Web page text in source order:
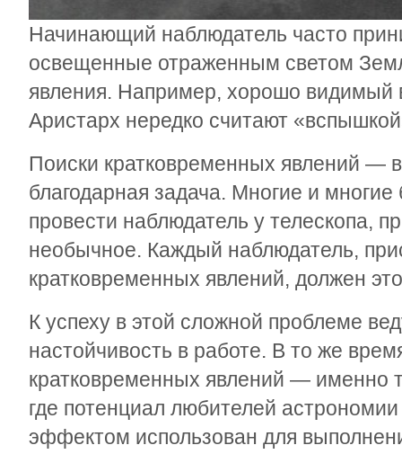
Начинающий наблюдатель часто
освещенные отраженным светом
явления. Например, хорошо видимый
Аристарх нередко считают
Поиски кратковременных явлений —
благодарная задача. Многие и
провести наблюдатель у телескопа,
необычное. Каждый наблюдатель,
кратковременных явлений, должен
К успеху в этой сложной проблеме
настойчивость в работе. В то же
кратковременных явлений — именно
где потенциал любителей
эффектом использован для